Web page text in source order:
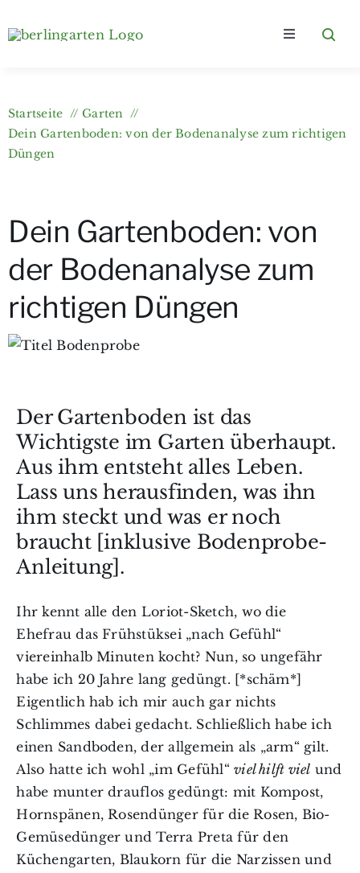
Inhalt
Toggle
Kategorien
Wer bloggt?
Startseite
Garten
Dein Gartenboden: von der Bodenanalyse zum richtigen
Düngen
Dein Gartenboden: von
der Bodenanalyse zum
richtigen Düngen
Der Gartenboden ist das
Wichtigste im Garten überhaupt.
Aus ihm entsteht alles Leben.
Lass uns herausfinden, was ihn
ihm steckt und was er noch
braucht [inklusive Bodenprobe-
Anleitung].
Ihr kennt alle den Loriot-Sketch, wo die
Ehefrau das Frühstüksei „nach Gefühl“
viereinhalb Minuten kocht? Nun, so ungefähr
habe ich 20 Jahre lang gedüngt. [*schäm*]
Eigentlich hab ich mir auch gar nichts
Schlimmes dabei gedacht. Schließlich habe ich
einen Sandboden, der allgemein als „arm“ gilt.
Also hatte ich wohl „im Gefühl“viel hilft viel und
habe munter drauflos gedüngt: mit Kompost,
Hornspänen, Rosendünger für die Rosen, Bio-
Gemüsedünger und Terra Preta für den
Küchengarten, Blaukorn für die Narzissen und